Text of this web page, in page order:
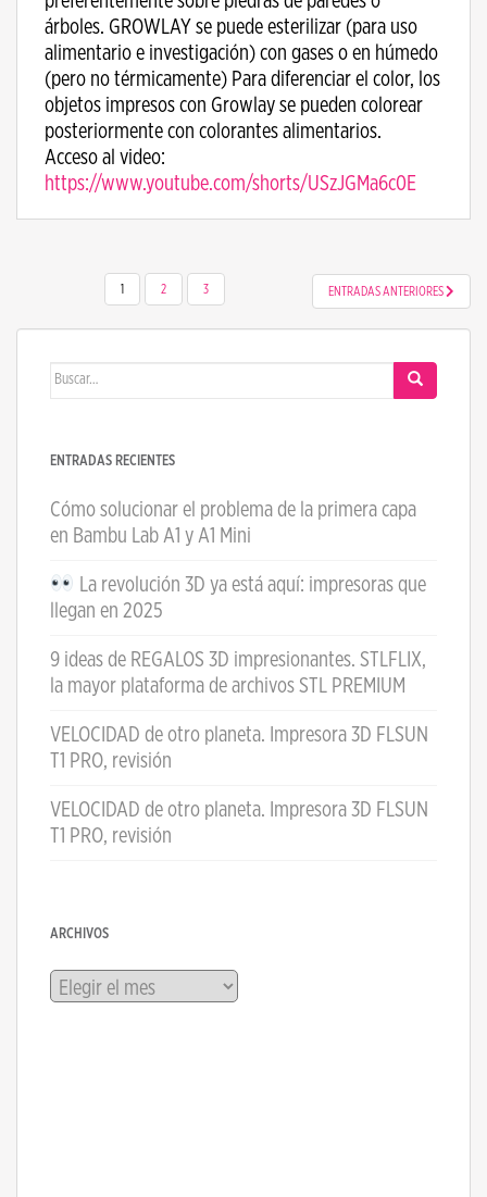
árboles. GROWLAY se puede esterilizar (para uso
alimentario e investigación) con gases o en húmedo
(pero no térmicamente) Para diferenciar el color, los
objetos impresos con Growlay se pueden colorear
posteriormente con colorantes alimentarios.
Acceso al video:
https://www.youtube.com/shorts/USzJGMa6c0E
NAVEGACIÓN DE ENTRADAS
1 2 3 ENTRADAS ANTERIORES
Buscar:
ENTRADAS RECIENTES
Cómo solucionar el problema de la primera capa
en Bambu Lab A1 y A1 Mini
La revolución 3D ya está aquí: impresoras que
llegan en 2025
9 ideas de REGALOS 3D impresionantes. STLFLIX,
la mayor plataforma de archivos STL PREMIUM
VELOCIDAD de otro planeta. Impresora 3D FLSUN
T1 PRO, revisión
VELOCIDAD de otro planeta. Impresora 3D FLSUN
T1 PRO, revisión
ARCHIVOS
Archivos